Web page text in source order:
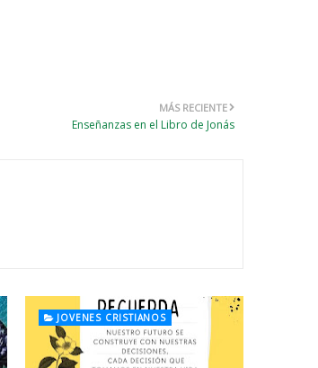
MÁS RECIENTE
Enseñanzas en el Libro de Jonás
JOVENES CRISTIANOS